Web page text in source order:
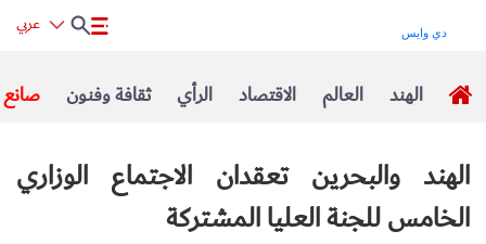
صانع ثقافة وفنون الرأي الاقتصاد العالم الهند
الهند والبحرين تعقدان الاجتماع الوزاري
الخامس للجنة العليا المشتركة